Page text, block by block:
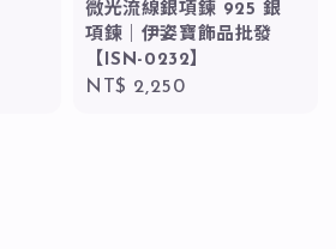
微光流線銀項鍊 925 銀
項鍊｜伊姿寶飾品批發
【ISN-0232】
Regular
NT$ 2,250